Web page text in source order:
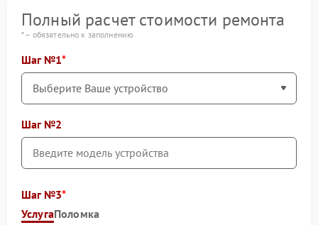
Полный расчет стоимости ремонта
* – обязательно к заполнению
Шаг №1
Шаг №2
Шаг №3
УслугаПоломка